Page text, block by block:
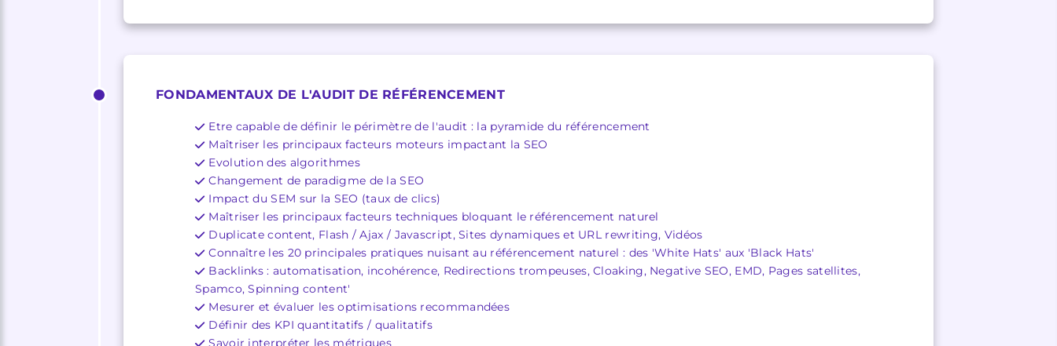
FONDAMENTAUX DE L'AUDIT DE RÉFÉRENCEMENT
Etre capable de définir le périmètre de l'audit : la pyramide du référencement
Maîtriser les principaux facteurs moteurs impactant la SEO
Evolution des algorithmes
Changement de paradigme de la SEO
Impact du SEM sur la SEO (taux de clics)
Maîtriser les principaux facteurs techniques bloquant le référencement naturel
Duplicate content, Flash / Ajax / Javascript, Sites dynamiques et URL rewriting, Vidéos
Connaître les 20 principales pratiques nuisant au référencement naturel : des 'White Hats' aux 'Black Hats'
Backlinks : automatisation, incohérence, Redirections trompeuses, Cloaking, Negative SEO, EMD, Pages satellites,
Spamco, Spinning content'
Mesurer et évaluer les optimisations recommandées
Définir des KPI quantitatifs / qualitatifs
Savoir interpréter les métriques